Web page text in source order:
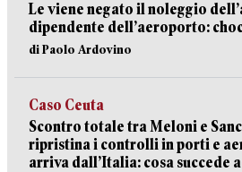
Le viene negato il noleggio
dipendente dell’aeroporto:
di Paolo Ardovino
Caso Ceuta
Scontro totale tra Meloni e
ripristina i controlli in porti e
arriva dall’Italia: cosa succede